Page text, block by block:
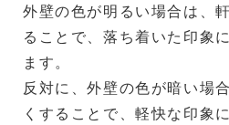
外壁の色が明るい場合は、
ることで、落ち着いた印象
ます。
反対に、外壁の色が暗い場
くすることで、軽快な印象